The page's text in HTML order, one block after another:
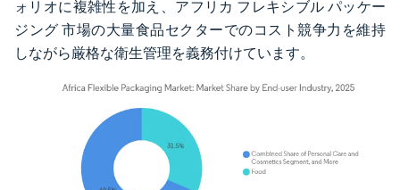
ォリオに複雑性を加え、アフリカ フレキシブル パッケー
ジング 市場の大量食品セクターでのコスト競争力を維持
しながら厳格な衛生管理を義務付けています。